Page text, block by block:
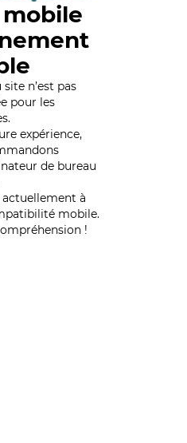
n’est pas
pour les
expérience,
de bureau
à
mobile.
!